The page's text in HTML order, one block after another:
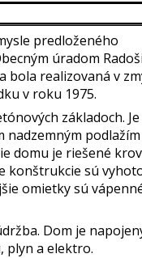
predloženého
úradom
bola realizovaná v
v roku 1975.
základoch. Je
nadzemným
domu je riešené
konštrukcie sú
omietky sú
Dom je
plyn a elektro.